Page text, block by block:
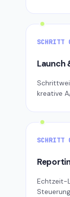
SCHRITT
Launch
kreative
SCHRITT
Echtzeit-